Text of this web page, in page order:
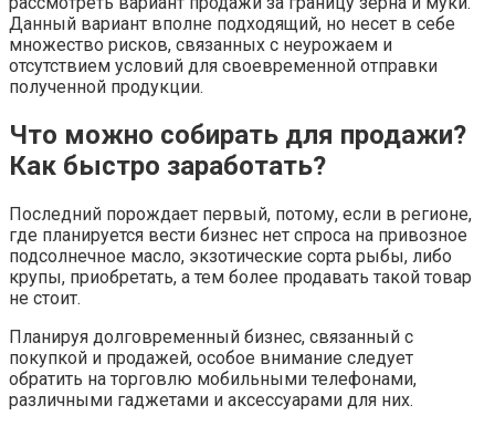
Данный вариант вполне подходящий, но несет в себе
множество рисков, связанных с неурожаем и
отсутствием условий для своевременной отправки
полученной продукции.
Что можно собирать для продажи?
Как быстро заработать?
Последний порождает первый, потому, если в регионе,
где планируется вести бизнес нет спроса на привозное
подсолнечное масло, экзотические сорта рыбы, либо
крупы, приобретать, а тем более продавать такой товар
не стоит.
Планируя долговременный бизнес, связанный с
покупкой и продажей, особое внимание следует
обратить на торговлю мобильными телефонами,
различными гаджетами и аксессуарами для них.